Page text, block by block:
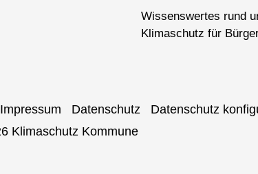
Wissenswertes rund
Klimaschutz für
Impressum Datenschutz
Datenschutz
Klimaschutz Kommune